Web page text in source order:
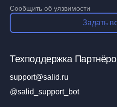
Сообщить об уязвимости
Задать
Техподдержка
support@salid.ru
@salid_support_bot